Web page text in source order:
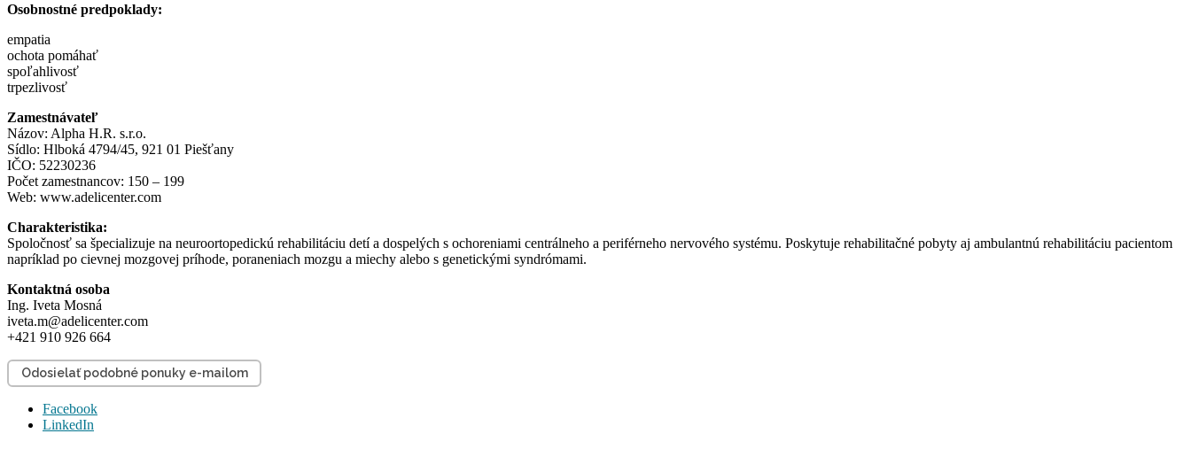
Osobnostné predpoklady:
empatia
ochota pomáhať
spoľahlivosť
trpezlivosť
Zamestnávateľ
Názov: Alpha H.R. s.r.o.
Sídlo: Hlboká 4794/45, 921 01 Piešťany
IČO: 52230236
Počet zamestnancov: 150 – 199
Web: www.adelicenter.com
Charakteristika:
Spoločnosť sa špecializuje na neuroortopedickú rehabilitáciu detí a dospelých s ochoreniami centrálneho a periférneho nervového systému. Poskytuje rehabilitačné pobyty aj ambulantnú rehabilitáciu pacientom
napríklad po cievnej mozgovej príhode, poraneniach mozgu a miechy alebo s genetickými syndrómami.
Kontaktná osoba
Ing. Iveta Mosná
iveta.m@adelicenter.com
+421 910 926 664
Odosielať podobné ponuky e-mailom
Facebook
LinkedIn